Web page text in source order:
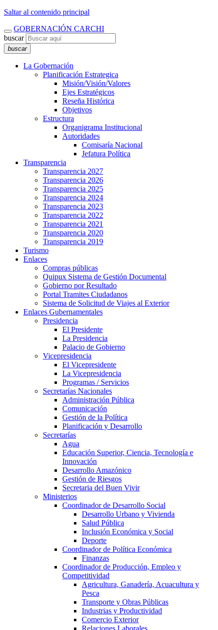
Saltar al contenido principal
GOBERNACIÓN CARCHI
buscar
buscar
La Gobernación
Planificación Estrategica
Misión/Visión/Valores
Ejes Estratégicos
Reseña Histórica
Objetivos
Estructura
Organigrama Institucional
Autoridades
Comisaría Nacional
Jefatura Política
Transparencia
Transparencia 2027
Transparencia 2026
Transparencia 2025
Transparencia 2024
Transparencia 2023
Transparencia 2022
Transparencia 2021
Transparencia 2020
Transparencia 2019
Turismo
Enlaces
Compras públicas
Quipux Sistema de Gestión Documental
Gobierno por Resultado
Portal Tramites Ciudadanos
Sistema de Solicitud de Viajes al Exterior
Enlaces Gubernamentales
Presidencia
El Presidente
La Presidencia
Palacio de Gobierno
Vicepresidencia
El Vicepresidente
La Vicepresidencia
Programas / Servicios
Secretarías Nacionales
Administración Pública
Comunicación
Gestión de la Política
Planificación y Desarrollo
Secretarías
Agua
Educación Superior, Ciencia, Tecnología e
Innovación
Desarrollo Amazónico
Gestión de Riesgos
Secretaria del Buen Vivir
Ministerios
Coordinador de Desarrollo Social
Desarrollo Urbano y Vivienda
Salud Pública
Inclusión Económica y Social
Deporte
Coordinador de Política Económica
Finanzas
Coordinador de Producción, Empleo y
Competitividad
Agricultura, Ganadería, Acuacultura y
Pesca
Transporte y Obras Públicas
Industrias y Productividad
Comercio Exterior
Relaciones Laborales